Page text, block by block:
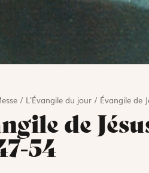
/ L'Évangile du jour/ Évangile de
de
54